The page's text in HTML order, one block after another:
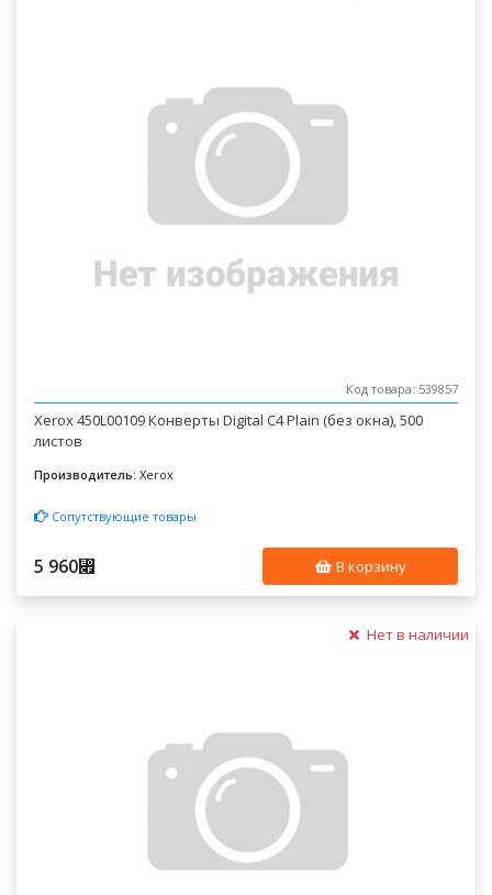
Код товара: 539857
Xerox 450L00109 Конверты Digital C4 Plain (без окна), 500
листов
Производитель: Xerox
Сопутствующие товары
5 960⃏ В корзину
Нет в наличии